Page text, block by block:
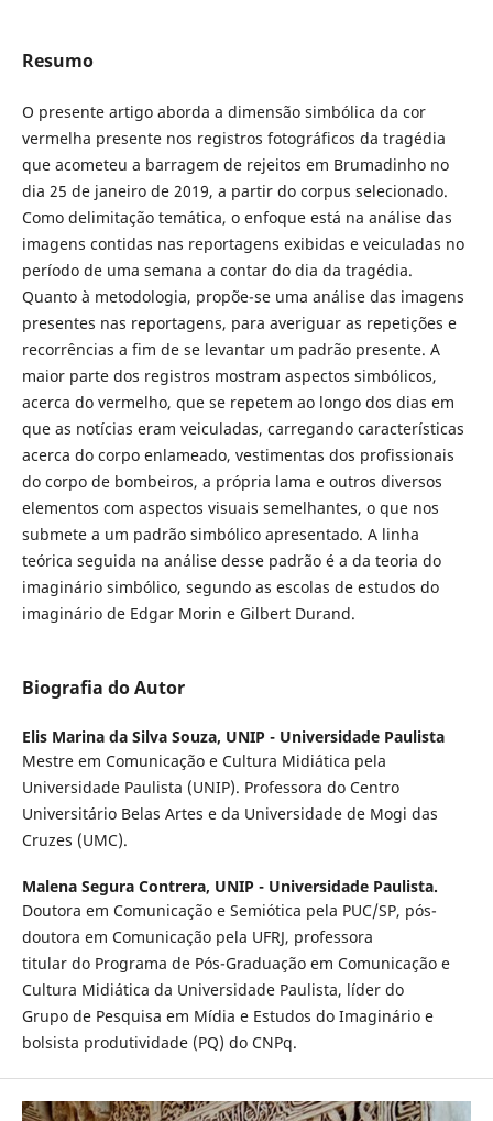
Resumo
O presente artigo aborda a dimensão simbólica da cor
vermelha presente nos registros fotográficos da tragédia
que acometeu a barragem de rejeitos em Brumadinho no
dia 25 de janeiro de 2019, a partir do corpus selecionado.
Como delimitação temática, o enfoque está na análise das
imagens contidas nas reportagens exibidas e veiculadas no
período de uma semana a contar do dia da tragédia.
Quanto à metodologia, propõe-se uma análise das imagens
presentes nas reportagens, para averiguar as repetições e
recorrências a fim de se levantar um padrão presente. A
maior parte dos registros mostram aspectos simbólicos,
acerca do vermelho, que se repetem ao longo dos dias em
que as notícias eram veiculadas, carregando características
acerca do corpo enlameado, vestimentas dos profissionais
do corpo de bombeiros, a própria lama e outros diversos
elementos com aspectos visuais semelhantes, o que nos
submete a um padrão simbólico apresentado. A linha
teórica seguida na análise desse padrão é a da teoria do
imaginário simbólico, segundo as escolas de estudos do
imaginário de Edgar Morin e Gilbert Durand.
Biografia do Autor
Elis Marina da Silva Souza, UNIP - Universidade Paulista
Mestre em Comunicação e Cultura Midiática pela
Universidade Paulista (UNIP). Professora do Centro
Universitário Belas Artes e da Universidade de Mogi das
Cruzes (UMC).
Malena Segura Contrera, UNIP - Universidade Paulista.
Doutora em Comunicação e Semiótica pela PUC/SP, pós-
doutora em Comunicação pela UFRJ, professora
titular do Programa de Pós-Graduação em Comunicação e
Cultura Midiática da Universidade Paulista, líder do
Grupo de Pesquisa em Mídia e Estudos do Imaginário e
bolsista produtividade (PQ) do CNPq.